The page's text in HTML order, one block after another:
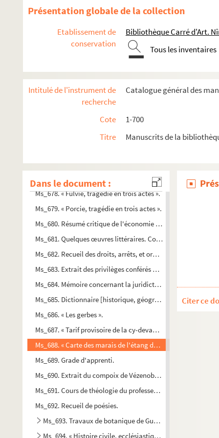
Présentation globale de la collection
Etablissement de
conservation
Bibliothèque Carré d'Art.
Tous les inventaires
Intitulé de l'instrument de
recherche
Catalogue général des
Cote
1-700
Titre
Manuscrits de la
Dans le document :
Ms_666. Oeuvres.
Ms_667. Chansons et poésies diverses.
Ms_668. Carte du cours du Gardon depuis ses sources
Ms_669. Quittances délivrées à M. Fajon-Boissière,
Ms_670. Maçonnerie écossaise.
Ms_671. Copie de documents concernant la leyde de
Ms_672. Registre des payements faits pour les terres situées
Ms_673. « Mémoire pour servir à l'histoire de la ville de
Ms_674. « Guide de Nîmes en vers libres ».
Ms_676. Plan de la ville de Nîmes vers 1825.
Ms_677. Principes d'orchestration et traité de composition
Ms_678. « Fulvie, tragédie en trois actes ».
Ms_679. « Porcie, tragédie en trois actes ».
Ms_680. Résumé critique de l'économie orthodoxe.
Ms_681. Quelques œuvres littéraires. Contes et nouvelles.
Ms_682. Recueil des droits, arrêts, et ordonnances pour la
Ms_683. Extrait des privilèges conférés par les rois et reines,
Ms_684. Mémoire concernant la juridiction de MM. les
Ms_685. Dictionnaire [historique, géographique et
Ms_686. « Les gerbes ».
Ms_687. « Tarif provisoire de la cy-devant province de
Ms_688. « Carte des marais de l'étang de Mauguio au
Ms_689. Grade d'apprenti.
Ms_690. Extrait du compoix de Vézenobre fait en l'année 1691.
Ms_691. Cours de théologie du professeur Levade (commencé
Ms_692. Recueil de poésies.
Ms_693. Travaux de botanique de Gustave Cabanès
Ms_694. « Histoire civile, ecclésiastique, et littéraire de la
Citer ce